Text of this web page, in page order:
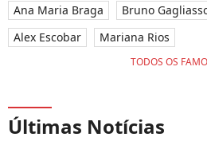
Ana Maria Braga
Bruno
Alex Escobar
Mariana Rios
TODOS OS
Últimas Notícias